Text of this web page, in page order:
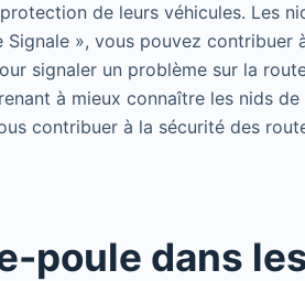
de leurs véhicules. Les
», vous pouvez contribuer
signaler un problème sur la
à mieux connaître les nids
contribuer à la sécurité des
poule dans